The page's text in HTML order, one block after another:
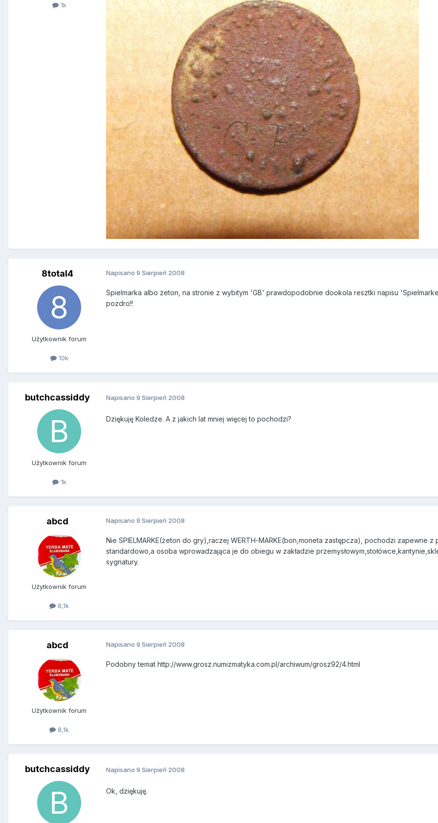
1k
8total4
Użytkownik forum
10k
Napisano 9 Sierpień 2008
Spielmarka albo żeton, na stronie z wybitym 'GB' prawdopodobnie dookola resztki napisu
pozdro!!
butchcassiddy
Użytkownik forum
1k
Napisano 9 Sierpień 2008
Dziękuję Koledze. A z jakich lat mniej więcej to pochodzi?
abcd
Użytkownik forum
8,1k
Napisano 9 Sierpień 2008
Nie SPIELMARKE(żeton do gry),raczej WERTH-MARKE(bon,moneta zastępcza), pochodzi zapewne
standardowo,a osoba wprowadzająca je do obiegu w zakładzie
sygnatury.
abcd
Użytkownik forum
8,1k
Napisano 9 Sierpień 2008
Podobny temat http://www.grosz.numizmatyka.com.pl/archiwum/grosz92/4.html
butchcassiddy Napisano 9 Sierpień 2008
Ok, dziękuję.